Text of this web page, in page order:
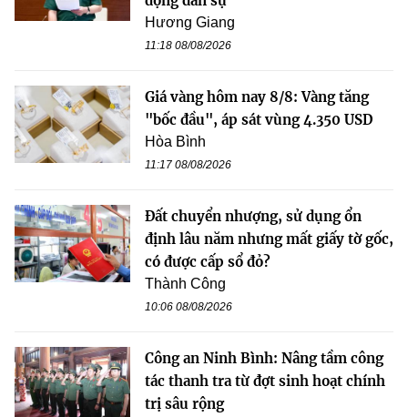
Hương Giang
11:18 08/08/2026
Giá vàng hôm nay 8/8: Vàng tăng
"bốc đầu", áp sát vùng 4.350 USD
Hòa Bình
11:17 08/08/2026
Đất chuyển nhượng, sử dụng ổn
định lâu năm nhưng mất giấy tờ gốc,
có được cấp sổ đỏ?
Thành Công
10:06 08/08/2026
Công an Ninh Bình: Nâng tầm công
tác thanh tra từ đợt sinh hoạt chính
trị sâu rộng